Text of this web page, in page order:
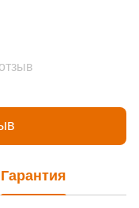
Гарантия